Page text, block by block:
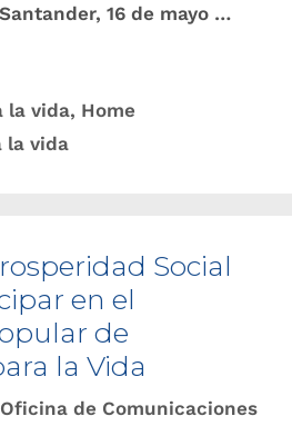
16 de mayo …
la vida, Home
la vida
Social
en el
de
la Vida
Oficina de Comunicaciones